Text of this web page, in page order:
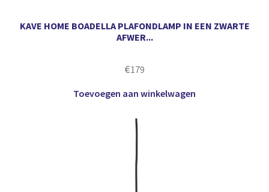
KAVE HOME BOADELLA PLAFONDLAMP IN EEN ZWARTE
AFWER...
€179
Toevoegen aan winkelwagen